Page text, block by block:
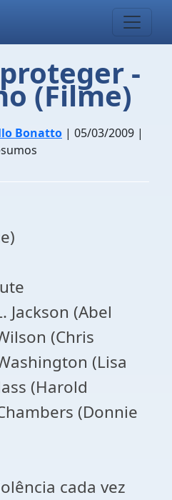
-
(Filme)
Bonatto | 05/03/2009 |
Jackson (Abel
(Chris
(Lisa
(Harold
(Donnie
cada vez